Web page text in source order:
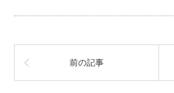
前の記事